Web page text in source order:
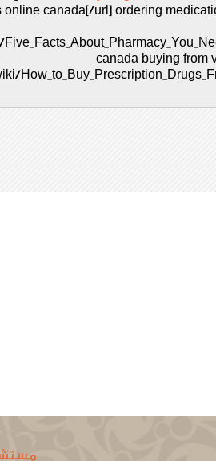
canada[/url] ordering
canada buying from